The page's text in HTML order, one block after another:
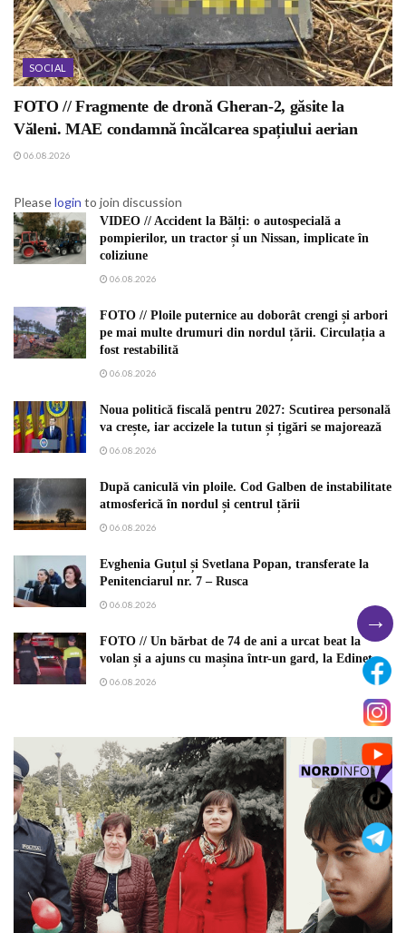
SOCIAL
FOTO // Fragmente de dronă Gheran-2, găsite la
Văleni. MAE condamnă încălcarea spațiului aerian
06.08.2026
Pleaselogin to join discussion
VIDEO // Accident la Bălți: o autospecială a
pompierilor, un tractor și un Nissan, implicate în
coliziune
06.08.2026
FOTO // Ploile puternice au doborât crengi și arbori
pe mai multe drumuri din nordul țării. Circulația a
fost restabilită
06.08.2026
Noua politică fiscală pentru 2027: Scutirea personală
va crește, iar accizele la tutun și țigări se majorează
06.08.2026
După caniculă vin ploile. Cod Galben de instabilitate
atmosferică în nordul și centrul țării
06.08.2026
Evghenia Guțul și Svetlana Popan, transferate la
Penitenciarul nr. 7 – Rusca
06.08.2026
FOTO // Un bărbat de 74 de ani a urcat beat la
volan și a ajuns cu mașina într-un gard, la Edineț
06.08.2026
→